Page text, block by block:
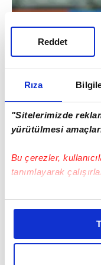
Rıza
"Sitelerimizde
yürütülmesi
Bu çerezler,
tanımlayarak
Bu çerezlere izin
daha iyi reklam
amacımızın size
olduğunu ve sizlere
Reddet
İtalyan
İtalyan
geçiren Ali